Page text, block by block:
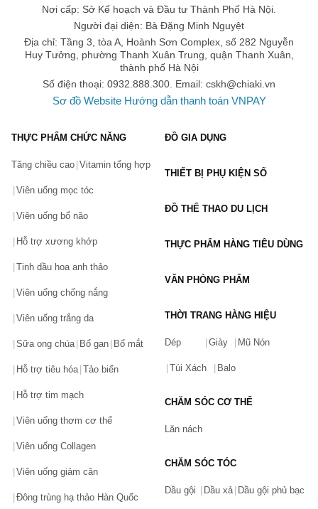
Nơi cấp: Sở Kế hoạch và Đầu tư Thành Phố Hà Nội.
Người đại diện: Bà Đặng Minh Nguyệt
Địa chỉ: Tầng 3, tòa A, Hoành Sơn Complex, số 282 Nguyễn
Huy Tưởng, phường Thanh Xuân Trung, quận Thanh Xuân,
thành phố Hà Nội
Số điện thoại: 0932.888.300. Email: cskh@chiaki.vn
Sơ đồ Website Hướng dẫn thanh toán VNPAY
THỰC PHẨM CHỨC NĂNG
Tăng chiều cao Vitamin tổng hợp
Viên uống mọc tóc
Viên uống bổ não
Hỗ trợ xương khớp
Tinh dầu hoa anh thảo
Viên uống chống nắng
Viên uống trắng da
Sữa ong chúa Bổ gan Bổ mắt
Hỗ trợ tiêu hóa Tảo biển
Hỗ trợ tim mạch
Viên uống thơm cơ thể
Viên uống Collagen
Viên uống giảm cân
Đông trùng hạ thảo Hàn Quốc
ĐỒ GIA DỤNG
THIẾT BỊ PHỤ KIỆN SỐ
ĐỒ THỂ THAO DU LỊCH
THỰC PHẨM HÀNG TIÊU DÙNG
VĂN PHÒNG PHẨM
THỜI TRANG HÀNG HIỆU
Dép Giày Mũ Nón
Túi Xách Balo
CHĂM SÓC CƠ THỂ
Lăn nách
CHĂM SÓC TÓC
Dầu gội Dầu xả Dầu gội phủ bạc
LẤY MÃ NGAY